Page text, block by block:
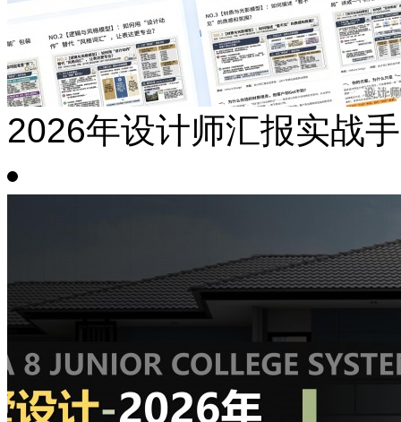
2026年设计师汇报实战